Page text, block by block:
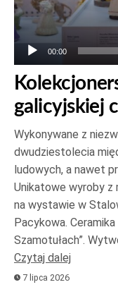
00:00
galicyjskiej
Wykonywane z
dwudziestolecia
ludowych, a nawet
Unikatowe wyroby z
na wystawie w
Pacykowa.
Szamotułach”.
Czytaj dalej
7 lipca 2026